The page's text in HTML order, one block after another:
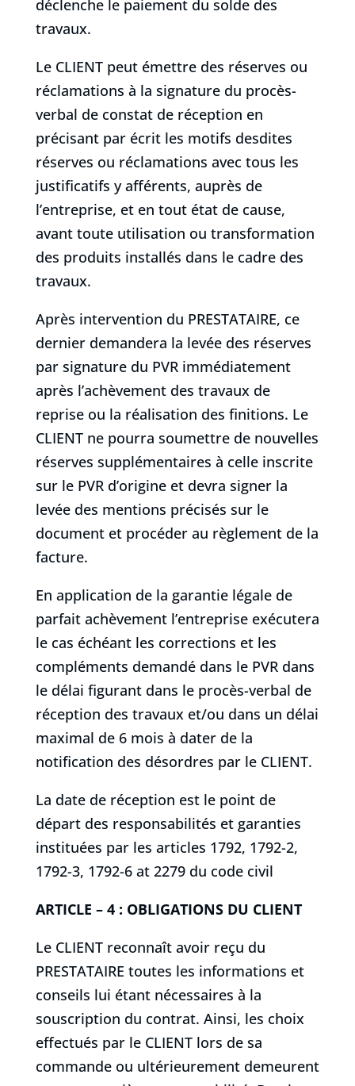
déclenche le paiement du solde des
travaux.
Le CLIENT peut émettre des réserves ou
réclamations à la signature du procès-
verbal de constat de réception en
précisant par écrit les motifs desdites
réserves ou réclamations avec tous les
justificatifs y afférents, auprès de
l’entreprise, et en tout état de cause,
avant toute utilisation ou transformation
des produits installés dans le cadre des
travaux.
Après intervention du PRESTATAIRE, ce
dernier demandera la levée des réserves
par signature du PVR immédiatement
après l’achèvement des travaux de
reprise ou la réalisation des finitions. Le
CLIENT ne pourra soumettre de nouvelles
réserves supplémentaires à celle inscrite
sur le PVR d’origine et devra signer la
levée des mentions précisés sur le
document et procéder au règlement de la
facture.
En application de la garantie légale de
parfait achèvement l’entreprise exécutera
le cas échéant les corrections et les
compléments demandé dans le PVR dans
le délai figurant dans le procès-verbal de
réception des travaux et/ou dans un délai
maximal de 6 mois à dater de la
notification des désordres par le CLIENT.
La date de réception est le point de
départ des responsabilités et garanties
instituées par les articles 1792, 1792-2,
1792-3, 1792-6 at 2279 du code civil
ARTICLE – 4 : OBLIGATIONS DU CLIENT
Le CLIENT reconnaît avoir reçu du
PRESTATAIRE toutes les informations et
conseils lui étant nécessaires à la
souscription du contrat. Ainsi, les choix
effectués par le CLIENT lors de sa
commande ou ultérieurement demeurent